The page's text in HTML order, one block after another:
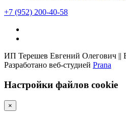
+7 (952) 200-40-58
ИП Терешев Евгений Олегович ||
Разработано веб-студией Prana
Настройки файлов cookie
×